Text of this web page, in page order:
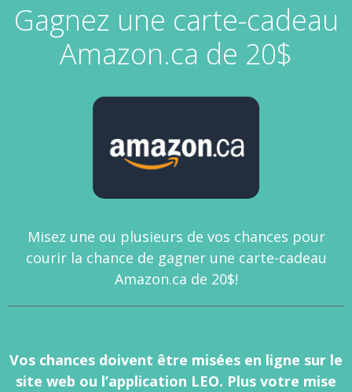
Gagnez une carte-cadeau
Amazon.ca de 20$
Misez une ou plusieurs de vos chances pour
courir la chance de gagner une carte-cadeau
Amazon.ca de 20$!
Vos chances doivent être misées en ligne sur le
site web ou l’application LEO. Plus votre mise